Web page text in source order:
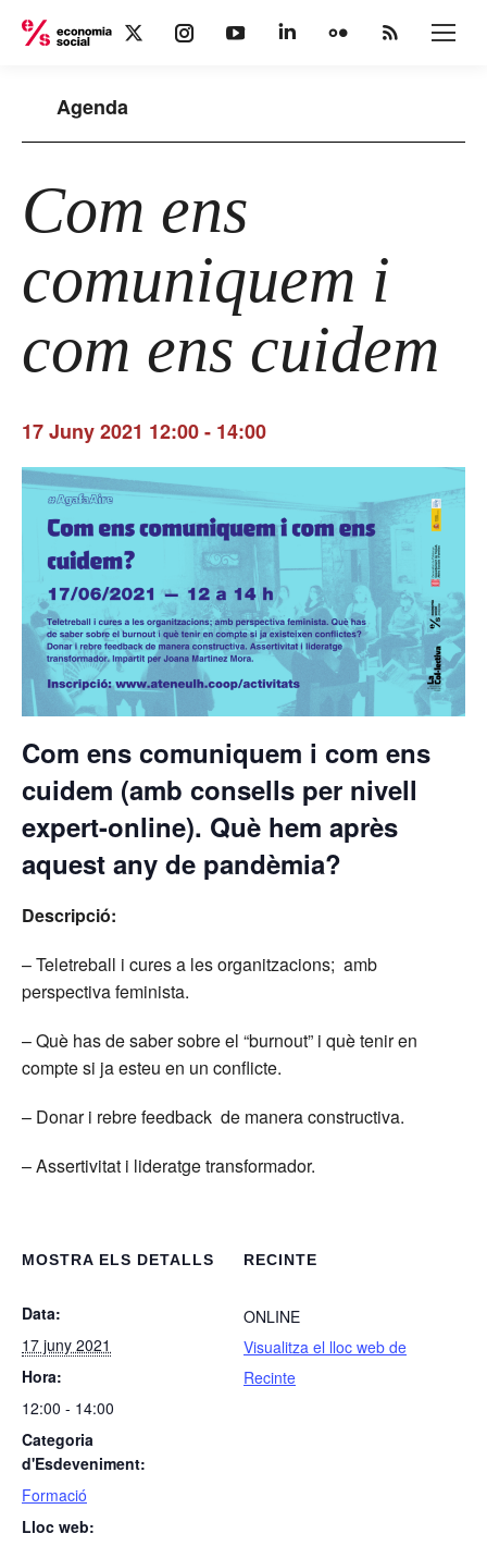
X
window
Instagram
window
YouTube
window
Linkedin
window
Flickr
window
Rss
window
Agenda
Com ens
comuniquem i
com ens cuidem
17 Juny 2021 12:00- 14:00
Com ens comuniquem i com ens
cuidem (amb consells per nivell
expert-online). Què hem après
aquest any de pandèmia?
Descripció:
– Teletreball i cures a les organitzacions; amb
perspectiva feminista.
– Què has de saber sobre el “burnout” i què tenir en
compte si ja esteu en un conflicte.
– Donar i rebre feedback de manera constructiva.
– Assertivitat i lideratge transformador.
MOSTRA ELS DETALLS
Data:
17 juny 2021
Hora:
12:00 - 14:00
Categoria
d'Esdeveniment:
Formació
Lloc web:
RECINTE
ONLINE
Visualitza el lloc web de
Recinte